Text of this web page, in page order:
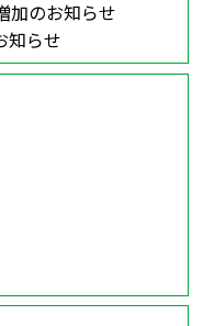
加のお知らせ
知らせ